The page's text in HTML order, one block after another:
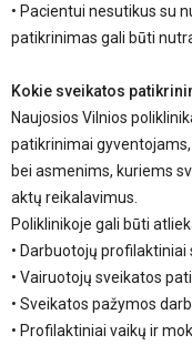
• Pacientui nesutikus su
patikrinimas gali būti
Kokie sveikatos
Naujosios Vilnios
patikrinimai
bei asmenims, kuriems
aktų reikalavimus.
Poliklinikoje gali būti
• Darbuotojų
• Vairuotojų sveikatos
• Sveikatos pažymos
• Profilaktiniai vaikų ir